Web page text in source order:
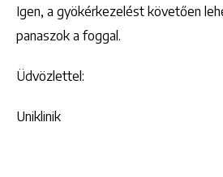
Igen, a gyökérkezelést követően
panaszok a foggal.
Üdvözlettel:
Uniklinik